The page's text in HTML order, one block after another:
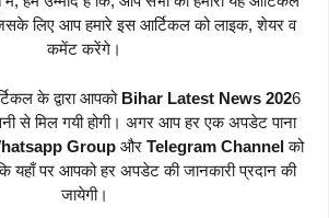
लिए आप हमारे इस आर्टिकल को लाइक, शेयर व
कमेंट करेंगे।
के द्वारा आपको Bihar Latest News 2026
से मिल गयी होगी। अगर आप हर एक अपडेट पाना
Groupऔर Telegram Channelको
यहाँ पर आपको हर अपडेट की जानकारी प्रदान की
जायेगी।